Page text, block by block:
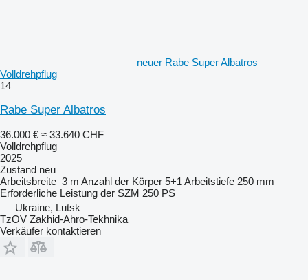
neuer Rabe Super Albatros
Volldrehpflug
14
Rabe Super Albatros
36.000 € ≈ 33.640 CHF
Volldrehpflug
2025
Zustand neu
Arbeitsbreite 3 m Anzahl der Körper 5+1 Arbeitstiefe 250 mm
Erforderliche Leistung der SZM 250 PS
Ukraine, Lutsk
TzOV Zakhid-Ahro-Tekhnika
Verkäufer kontaktieren